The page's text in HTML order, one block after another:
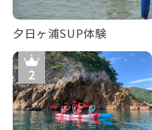
夕日ヶ浦SUP体験